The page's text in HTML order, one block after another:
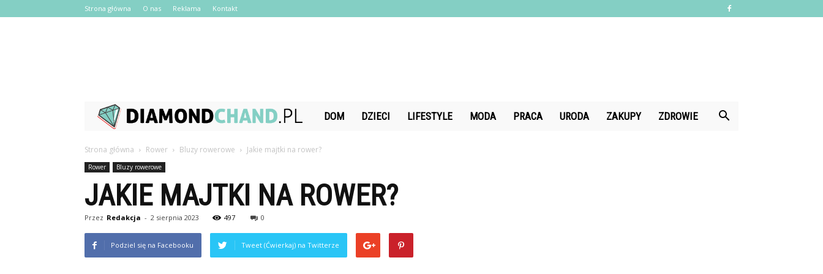
Strona główna O nas Reklama Kontakt
DiamondChand.pl
DOM DZIECI LIFESTYLE MODA PRACA URODA ZAKUPY ZDROWIE
Strona główna Rower Bluzy rowerowe Jakie majtki na rower?
Rower Bluzy rowerowe
JAKIE MAJTKI NA ROWER?
Przez Redakcja - 2 sierpnia 2023 497 0
Podziel się na Facebooku Tweet (Ćwierkaj) na Twitterze